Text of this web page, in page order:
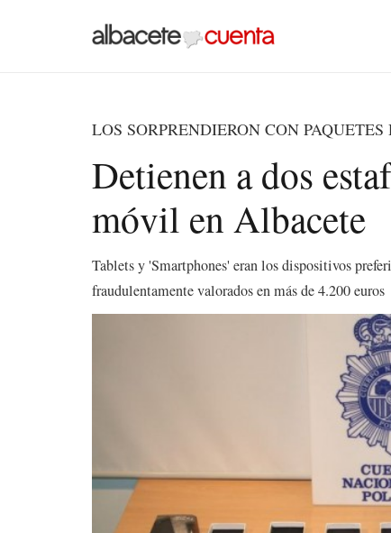
LOS SORPRENDIERON CON
Detienen a dos
móvil en Albacete
Tablets y 'Smartphones' eran los dispositivos
fraudulentamente valorados en más de 4.200 euros